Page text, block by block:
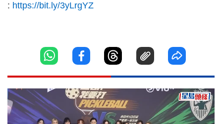
: https://bit.ly/3yLrgYZ